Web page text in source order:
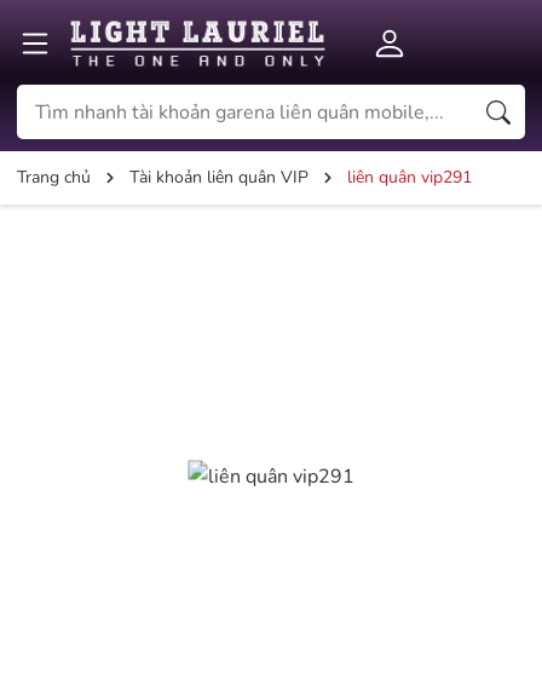
Trang chủ Tài khoản liên quân VIP liên quân vip291